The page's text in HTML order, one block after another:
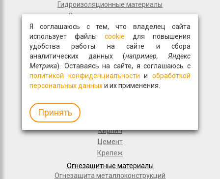
Гидроизоляционные материалы
Дорожное строительство
Полимерные мембраны
Мастики и праймеры
Общестрой
Фасадная плитка
Перемычки
Монтажные пены
Древесно-волокнистые материалы
Кирпич
Цемент
Крепеж
Огнезащитные материалы
Огнезащита металлоконструкций
Я соглашаюсь с тем, что владелец сайта
использует файлы cookie для повышения
удобства работы на сайте и сбора
аналитических данных (например, Яндекс
Метрика). Оставаясь на сайте, я соглашаюсь с
политикой конфиденциальности иобработкой
персональных данныхи их применения.
Принять